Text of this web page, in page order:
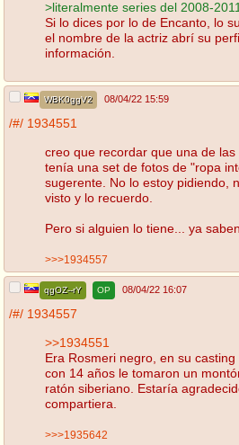
>literalmente series del 2008-2011
Si lo dices por lo de Encanto, lo
el nombre de la actriz abrí su
información.
WBK0ggV2 08/04/22 15:59
/#/ 1934551
creo que recordar que una de
tenía una set de fotos de "ropa
sugerente. No lo estoy pidiendo,
visto y lo recuerdo.
Pero si alguien lo tiene... ya
>>>1934557
qgOZ--rY OP 08/04/22 16:07
/#/ 1934557
>>1934551
Era Rosmeri negro, en su
con 14 años le tomaron un
ratón siberiano. Estaría
compartiera.
>>>1935642